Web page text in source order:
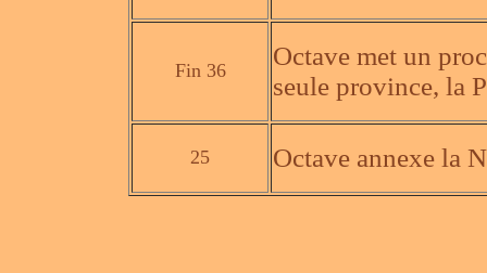
Fin 36
Octave met un
seule province, la
25 Octave annexe la